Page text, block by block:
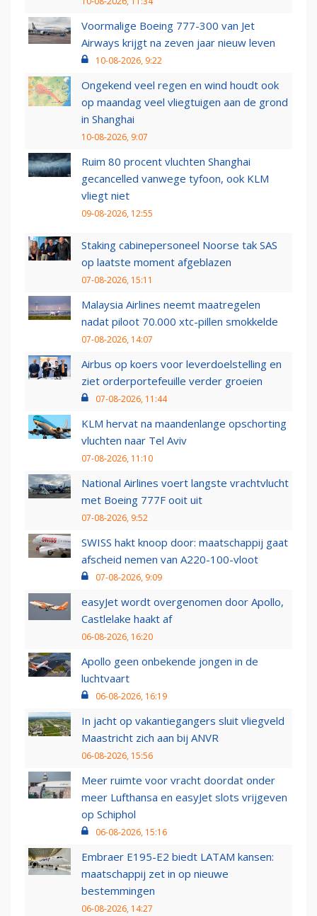
Voormalige Boeing 777-300 van Jet
Airways krijgt na zeven jaar nieuw leven
10-08-2026, 9:22
Ongekend veel regen en wind houdt ook
op maandag veel vliegtuigen aan de grond
in Shanghai
10-08-2026, 9:07
Ruim 80 procent vluchten Shanghai
gecancelled vanwege tyfoon, ook KLM
vliegt niet
09-08-2026, 12:55
Staking cabinepersoneel Noorse tak SAS
op laatste moment afgeblazen
07-08-2026, 15:11
Malaysia Airlines neemt maatregelen
nadat piloot 70.000 xtc-pillen smokkelde
07-08-2026, 14:07
Airbus op koers voor leverdoelstelling en
ziet orderportefeuille verder groeien
07-08-2026, 11:44
KLM hervat na maandenlange opschorting
vluchten naar Tel Aviv
07-08-2026, 11:10
National Airlines voert langste vrachtvlucht
met Boeing 777F ooit uit
07-08-2026, 9:52
SWISS hakt knoop door: maatschappij gaat
afscheid nemen van A220-100-vloot
07-08-2026, 9:09
easyJet wordt overgenomen door Apollo,
Castlelake haakt af
06-08-2026, 16:20
Apollo geen onbekende jongen in de
luchtvaart
06-08-2026, 16:19
In jacht op vakantiegangers sluit vliegveld
Maastricht zich aan bij ANVR
06-08-2026, 15:56
Meer ruimte voor vracht doordat onder
meer Lufthansa en easyJet slots vrijgeven
op Schiphol
06-08-2026, 15:16
Embraer E195-E2 biedt LATAM kansen:
maatschappij zet in op nieuwe
bestemmingen
06-08-2026, 14:27